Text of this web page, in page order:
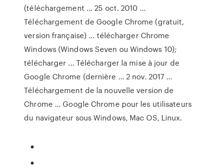
(téléchargement ... 25 oct. 2010 ...
Téléchargement de Google Chrome (gratuit,
version française) ... télécharger Chrome
Windows (Windows Seven ou Windows 10);
télécharger ... Télécharger la mise à jour de
Google Chrome (dernière ... 2 nov. 2017 ...
Téléchargement de la nouvelle version de
Chrome ... Google Chrome pour les utilisateurs
du navigateur sous Windows, Mac OS, Linux.